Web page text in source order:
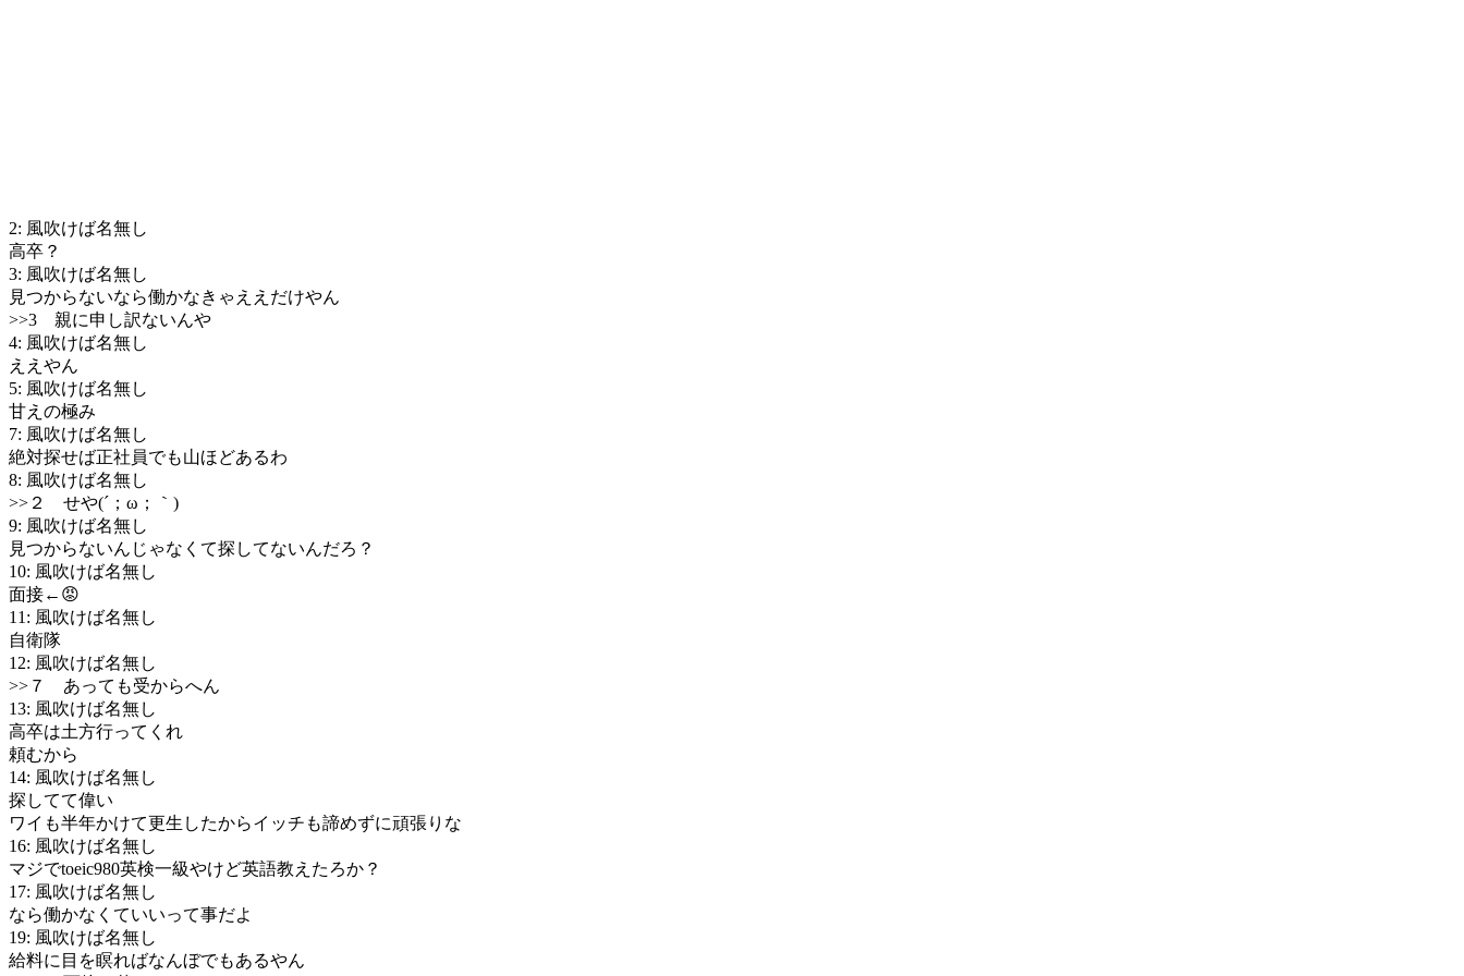
2: 風吹けば名無し
高卒？
3: 風吹けば名無し
見つからないなら働かなきゃええだけやん
>>3 親に申し訳ないんや
4: 風吹けば名無し
ええやん
5: 風吹けば名無し
甘えの極み
7: 風吹けば名無し
絶対探せば正社員でも山ほどあるわ
8: 風吹けば名無し
>>２ せや(´；ω；｀)
9: 風吹けば名無し
見つからないんじゃなくて探してないんだろ？
10: 風吹けば名無し
面接←😡
11: 風吹けば名無し
自衛隊
12: 風吹けば名無し
>>７ あっても受からへん
13: 風吹けば名無し
高卒は土方行ってくれ
頼むから
14: 風吹けば名無し
探してて偉い
ワイも半年かけて更生したからイッチも諦めずに頑張りな
16: 風吹けば名無し
マジでtoeic980英検一級やけど英語教えたろか？
17: 風吹けば名無し
なら働かなくていいって事だよ
19: 風吹けば名無し
給料に目を瞑ればなんぼでもあるやん